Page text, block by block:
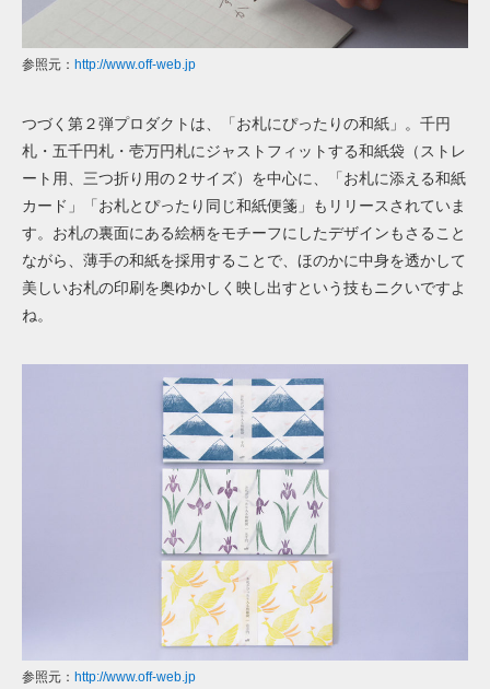
参照元： http://www.off-web.jp
つづく第２弾プロダクトは、「お札にぴったりの和紙」。千円
札・五千円札・壱万円札にジャストフィットする和紙袋（ストレ
ート用、三つ折り用の２サイズ）を中心に、「お札に添える和紙
カード」「お札とぴったり同じ和紙便箋」もリリースされていま
す。お札の裏面にある絵柄をモチーフにしたデザインもさること
ながら、薄手の和紙を採用することで、ほのかに中身を透かして
美しいお札の印刷を奥ゆかしく映し出すという技もニクいですよ
ね。
参照元： http://www.off-web.jp